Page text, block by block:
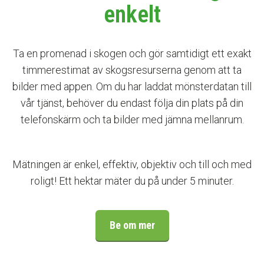
enkelt
Ta en promenad i skogen och gör samtidigt ett exakt
timmerestimat av skogsresurserna genom att ta
bilder med appen. Om du har laddat mönsterdatan till
vår tjänst, behöver du endast följa din plats på din
telefonskärm och ta bilder med jämna mellanrum.
Mätningen är enkel, effektiv, objektiv och till och med
roligt! Ett hektar mäter du på under 5 minuter.
Be om mer